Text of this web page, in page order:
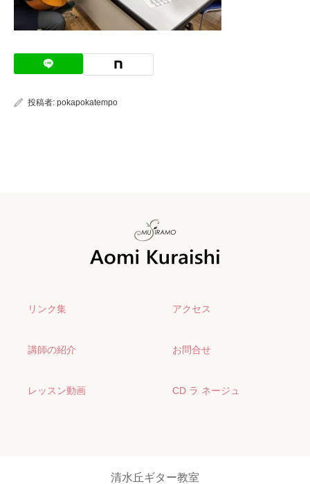
投稿者: pokapokatempo
リンク集 アクセス
講師の紹介 お問合せ
レッスン動画 CD ラ ネージュ
清水丘ギター教室